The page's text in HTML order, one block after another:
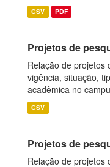
CSV PDF
Projetos de
Relação de projetos
vigência, situação,
acadêmica no
CSV
Projetos de
Relação de projetos